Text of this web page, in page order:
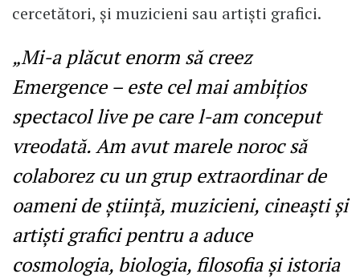
cercetători, și muzicieni sau artiști grafici.
„Mi-a plăcut enorm să creez
Emergence – este cel mai ambițios
spectacol live pe care l-am conceput
vreodată. Am avut marele noroc să
colaborez cu un grup extraordinar de
oameni de știință, muzicieni, cineaști și
artiști grafici pentru a aduce
cosmologia, biologia, filosofia și istoria